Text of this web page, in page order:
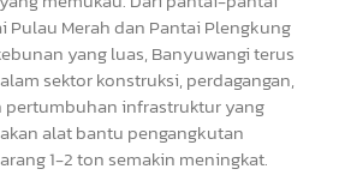
Pulau Merah dan Pantai Plengkung
yang luas, Banyuwangi terus
sektor konstruksi, perdagangan,
pertumbuhan infrastruktur yang
alat bantu pengangkutan
1-2 ton semakin meningkat.